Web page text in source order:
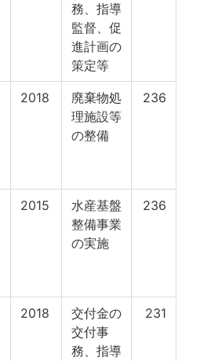
務、指導
監督、促
進計画の
策定等
2018
廃棄物処
理施設等
の整備
236
2015
水産基盤
整備事業
の実施
236
2018
交付金の
交付事
務、指導
231